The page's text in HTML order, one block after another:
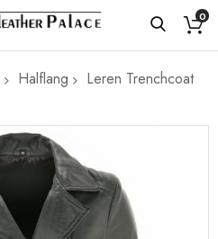
0
Halflang
Leren Trenchcoat